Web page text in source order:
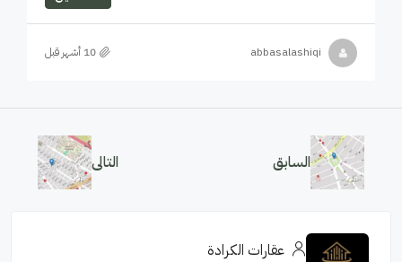
abbasalashiqi
السابق التالى
عقارات الكرادة